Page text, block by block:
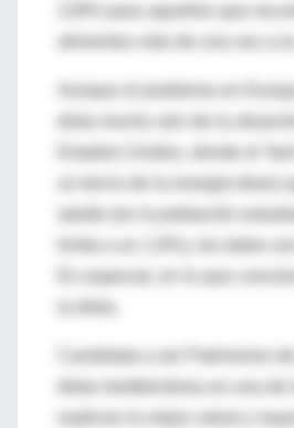
129% para aquellos que
Aunque el problema en
un tercio de la energía diaria
limita a un 1,9%), los datos
explican la mejor salud y